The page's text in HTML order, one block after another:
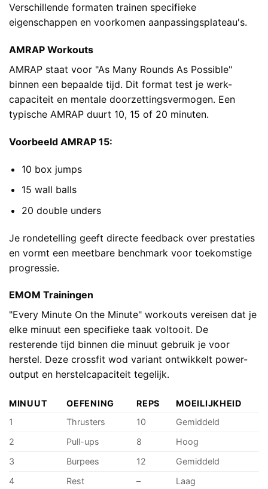
Verschillende formaten trainen specifieke
eigenschappen en voorkomen aanpassingsplateau's.
AMRAP Workouts
AMRAP staat voor "As Many Rounds As Possible"
binnen een bepaalde tijd. Dit format test je werk-
capaciteit en mentale doorzettingsvermogen. Een
typische AMRAP duurt 10, 15 of 20 minuten.
Voorbeeld AMRAP 15:
10 box jumps
15 wall balls
20 double unders
Je rondetelling geeft directe feedback over prestaties
en vormt een meetbare benchmark voor toekomstige
progressie.
EMOM Trainingen
"Every Minute On the Minute" workouts vereisen dat je
elke minuut een specifieke taak voltooit. De
resterende tijd binnen die minuut gebruik je voor
herstel. Deze crossfit wod variant ontwikkelt power-
output en herstelcapaciteit tegelijk.
MINUUT OEFENING REPS
MOEILIJKHEID
1
Thrusters 10
Gemiddeld
2
Pull-ups 8
Hoog
3
Burpees 12
Gemiddeld
4
Rest – Laag